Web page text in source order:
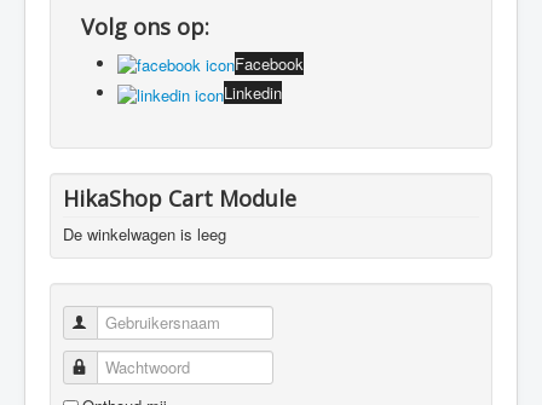
Volg ons op:
Facebook
Linkedin
HikaShop Cart Module
De winkelwagen is leeg
Gebruikersnaam
Wachtwoord